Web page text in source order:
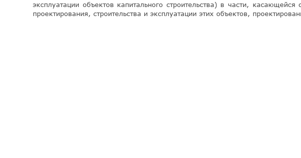
эксплуатации объектов капитального строительства) в части,
проектирования, строительства и эксплуатации этих объектов,